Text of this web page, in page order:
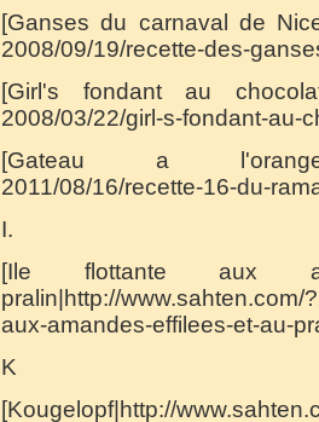
[Ganses du carnaval de
2008/09/19/recette-des-
[Girl's fondant au
2008/03/22/girl-s-fondant-au-
[Gateau a
2011/08/16/recette-16-du-
I.
[Ile flottante aux
pralin|http://www.sahten.com/
aux-amandes-effilees-et-au-
K
[Kougelopf|http://